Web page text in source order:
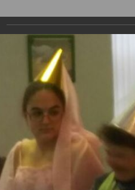
Направления работы